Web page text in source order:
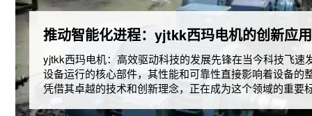
推动智能化进程：yjtkk西玛电机的创新应
yjtkk西玛电机：高效驱动科技的发展先锋在当今科技飞速
设备运行的核心部件，其性能和可靠性直接影响着设备的
凭借其卓越的技术和创新理念，正在成为这个领域的重要